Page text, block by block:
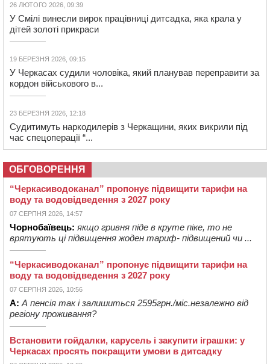
26 ЛЮТОГО 2026, 09:39
У Смілі винесли вирок працівниці дитсадка, яка крала у
дітей золоті прикраси
19 БЕРЕЗНЯ 2026, 09:15
У Черкасах судили чоловіка, який планував переправити за
кордон військового в...
23 БЕРЕЗНЯ 2026, 12:18
Судитимуть наркодилерів з Черкащини, яких викрили під
час спецоперації “...
ОБГОВОРЕННЯ
“Черкасиводоканал” пропонує підвищити тарифи на
воду та водовідведення з 2027 року
07 СЕРПНЯ 2026, 14:57
Чорнобаївець: якщо гривня піде в круте піке, то не
врятують ці підвищення жоден тариф- підвищений чи ...
“Черкасиводоканал” пропонує підвищити тарифи на
воду та водовідведення з 2027 року
07 СЕРПНЯ 2026, 10:56
А: А пенсія так і залишиться 2595грн./міс.незалежно від
регіону проживання?
Встановити гойдалки, карусель і закупити іграшки: у
Черкасах просять покращити умови в дитсадку